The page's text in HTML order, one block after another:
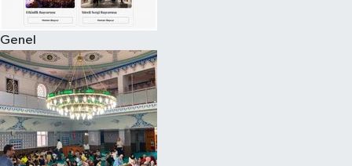
Genel